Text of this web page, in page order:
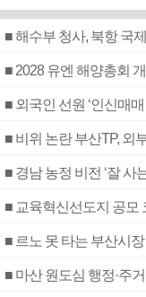
■ 해수부 청사, 북항 국
■ 2028 유엔 해양총회
■ 외국인 선원 ‘인신매
■ 비위 논란 부산TP, 외
■ 경남 농정 비전 ‘잘
■ 교육혁신선도지 공모
■ 르노 못 타는 부산시
■ 마산 원도심 행정·주